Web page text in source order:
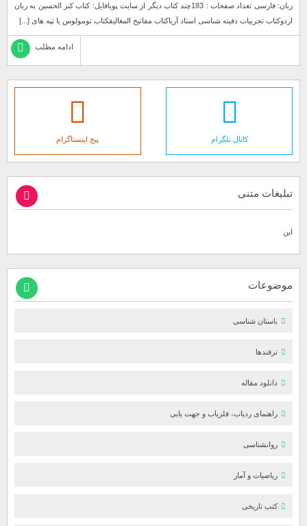
زبان: فارسی تعداد صفحات : 183چند کتاب دیگر از سایت پویافایل: کتاب کنز الحسین به زبان
اردوکتاب تجربیات دفینه شناسی استاد آریاکتاب مفاتیح المغالیقکتاب تومولوس یا تپه های [...]
ادامه مطلب
کانال تلگرام پیج اینستاگرام
تبلیغات متنی
این
موضوعات
باستان شناسی
ترفندها
دانلود مقاله
راهنمای ردیاب، فلزیاب و جهت یابی
روانشناسی
ریاضیات و آمار
کتب تاریخی